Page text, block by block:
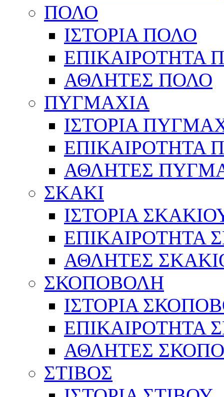
ΠΟΛΟ
ΙΣΤΟΡΙΑ ΠΟΛΟ
ΕΠΙΚΑΙΡΟΤΗΤΑ
ΑΘΛΗΤΕΣ ΠΟΛΟ
ΠΥΓΜΑΧΙΑ
ΙΣΤΟΡΙΑ
ΕΠΙΚΑΙΡΟΤΗΤΑ
ΑΘΛΗΤΕΣ
ΣΚΑΚΙ
ΙΣΤΟΡΙΑ
ΕΠΙΚΑΙΡΟΤΗΤΑ
ΑΘΛΗΤΕΣ
ΣΚΟΠΟΒΟΛΗ
ΙΣΤΟΡΙΑ
ΕΠΙΚΑΙΡΟΤΗΤΑ
ΑΘΛΗΤΕΣ
ΣΤΙΒΟΣ